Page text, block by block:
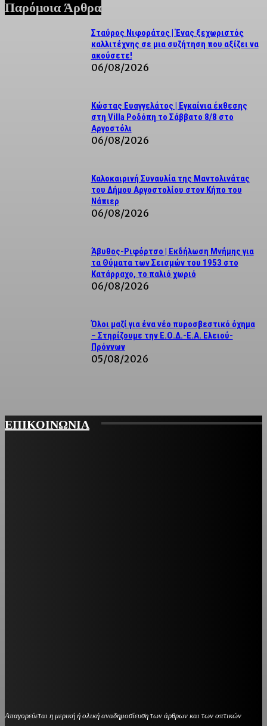
Παρόμοια Άρθρα
Σταύρος Νιφοράτος | Ένας ξεχωριστός
καλλιτέχνης σε μια συζήτηση που αξίζει να
ακούσετε!
06/08/2026
Κώστας Ευαγγελάτος | Εγκαίνια έκθεσης
στη Villa Ροδόπη το Σάββατο 8/8 στο
Αργοστόλι
06/08/2026
Καλοκαιρινή Συναυλία της Μαντολινάτας
του Δήμου Αργοστολίου στον Κήπο του
Νάπιερ
06/08/2026
Άβυθος-Ριφόρτσο | Εκδήλωση Μνήμης για
τα Θύματα των Σεισμών του 1953 στο
Κατάρραχο, το παλιό χωριό
06/08/2026
Όλοι μαζί για ένα νέο πυροσβεστικό όχημα
– Στηρίζουμε την Ε.Ο.Δ.-Ε.Α. Ελειού-
Πρόννων
05/08/2026
ΕΠΙΚΟΙΝΩΝΙΑ
Απαγορεύεται η μερική ή ολική αναδημοσίευση των άρθρων και των οπτικών